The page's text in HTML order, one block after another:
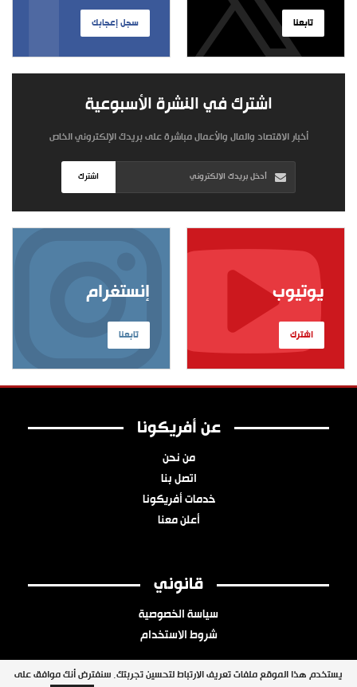
سجل إعجابك تابعنا
اشترك في النشرة الأسبوعية
أخبار الاقتصاد والمال والأعمال مباشرة على بريدك الإلكتروني الخاص
اشترك
إنستغرام
تابعنا
يوتيوب
اشترك
عن أفريكونا
من نحن
اتصل بنا
خدمات أفريكونا
أعلن معنا
قانوني
سياسة الخصوصية
شروط الاستخدام
يستخدم هذا الموقع ملفات تعريف الارتباط لتحسين تجربتك. سنفترض أنك موافق على